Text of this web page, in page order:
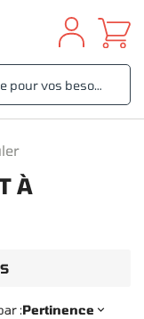
À
:Pertinence 